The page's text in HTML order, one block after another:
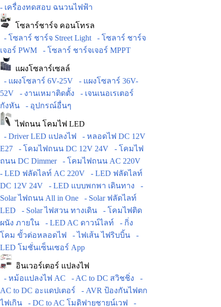
- เครื่องทดสอบ ฉนวนไฟฟ้า
โซลาร์ชาร์จ คอนโทรล
- โซลาร์ ชาร์จ Street Light
- โซลาร์ ชาร์จ
เจอร์ PWM
- โซลาร์ ชาร์จเจอร์ MPPT
แผงโซลาร์เซลล์
- แผงโซลาร์ 6V-25V
- แผงโซลาร์ 36V-
52V
- งานเหมาติดตั้ง
- เจนเนอเรเตอร์
กังหัน
- อุปกรณ์อื่นๆ
ไฟถนน โคมไฟ LED
- Driver LED แปลงไฟ
- หลอดไฟ DC 12V
E27
- โคมไฟถนน DC 12V 24V
- โคมไฟ
ถนน DC Dimmer
- โคมไฟถนน AC 220V
- LED ฟลัดไลท์ AC 220V
- LED ฟลัดไลท์
DC 12V 24V
- LED แบบพกพา เดินทาง
-
Solar ไฟถนน All in One
- Solar ฟลัดไลท์
LED
- Solar ไฟสวน ทางเดิน
- โคมไฟติด
ผนัง ภายใน
- LED AC ดาวน์ไลท์
- กิ่ง
โคม ขั้วต่อหลอดไฟ
- ไฟเส้น ไฟริบบิ้น
-
LED โมชั่นเซ็นเซอร์ App
อินเวอร์เตอร์ แปลงไฟ
- หม้อแปลงไฟ AC
- AC to DC สวิชชิ่ง
-
AC to DC อะแดปเตอร์
- AVR ป้องกันไฟตก
ไฟเกิน
- DC to AC โมดิฟายชายน์เวฟ -